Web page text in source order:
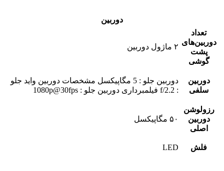
دوربین
تعداد
دوربین‌های
پشت
گوشی
۲ ماژول دوربین
دوربین
سلفی
دوربین جلو : 5 مگاپیکسل مشخصات دوربین واید جلو
: f/2.2 فیلمبرداری دوربین جلو : 1080p@30fps
رزولوشن
دوربین
اصلی
۵۰ مگاپیکسل
فلش LED